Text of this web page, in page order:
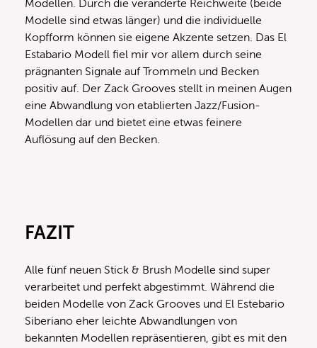
Modellen. Durch die veränderte Reichweite (beide
Modelle sind etwas länger) und die individuelle
Kopfform können sie eigene Akzente setzen. Das El
Estabario Modell fiel mir vor allem durch seine
prägnanten Signale auf Trommeln und Becken
positiv auf. Der Zack Grooves stellt in meinen Augen
eine Abwandlung von etablierten Jazz/Fusion-
Modellen dar und bietet eine etwas feinere
Auflösung auf den Becken.
FAZIT
Alle fünf neuen Stick & Brush Modelle sind super
verarbeitet und perfekt abgestimmt. Während die
beiden Modelle von Zack Grooves und El Estebario
Siberiano eher leichte Abwandlungen von
bekannten Modellen repräsentieren, gibt es mit den